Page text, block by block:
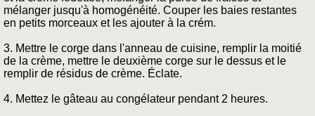
mélanger jusqu'à homogénéité. Couper les baies restantes
en petits morceaux et les ajouter à la crém.
3. Mettre le corge dans l'anneau de cuisine, remplir la moitié
de la crème, mettre le deuxième corge sur le dessus et le
remplir de résidus de crème. Éclate.
4. Mettez le gâteau au congélateur pendant 2 heures.